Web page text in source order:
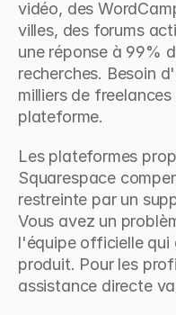
vidéo, des
villes, des forums
une réponse à 99%
recherches. Besoin
milliers de
plateforme.
Les plateformes
Squarespace
restreinte par un
Vous avez un
l'équipe officielle
produit. Pour les
assistance directe